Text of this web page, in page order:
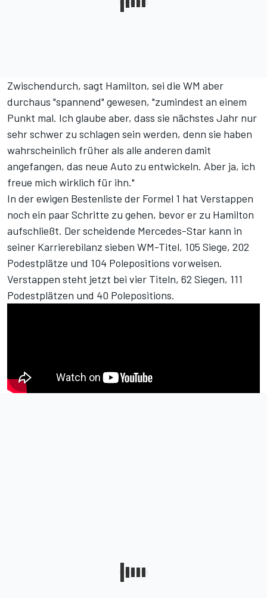
Zwischendurch, sagt Hamilton, sei die WM aber
durchaus "spannend" gewesen, "zumindest an einem
Punkt mal. Ich glaube aber, dass sie nächstes Jahr nur
sehr schwer zu schlagen sein werden, denn sie haben
wahrscheinlich früher als alle anderen damit
angefangen, das neue Auto zu entwickeln. Aber ja, ich
freue mich wirklich für ihn."
In der ewigen Bestenliste der Formel 1 hat Verstappen
noch ein paar Schritte zu gehen, bevor er zu Hamilton
aufschließt. Der scheidende Mercedes-Star kann in
seiner Karrierebilanz sieben WM-Titel, 105 Siege, 202
Podestplätze und 104 Polepositions vorweisen.
Verstappen steht jetzt bei vier Titeln, 62 Siegen, 111
Podestplätzen und 40 Polepositions.